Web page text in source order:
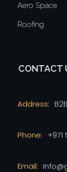
Aero Space
Roofing
CONTACT
Address:
Phone:
Email: